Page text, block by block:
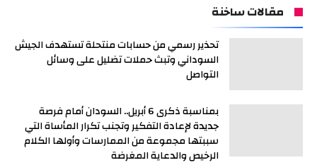
مقالات ساخنة
تحذير رسمي من حسابات منتحلة تستهدف الجيش
السوداني وتبث حملات تضليل على وسائل
التواصل
بمناسبة ذكرى 6 أبريل.. السودان أمام فرصة
جديدة لإعادة التفكير وتجنب تكرار المأساة التي
سببتها مجموعة من الممارسات وأولها الكلام
الرخيص والدعاية المغرضة